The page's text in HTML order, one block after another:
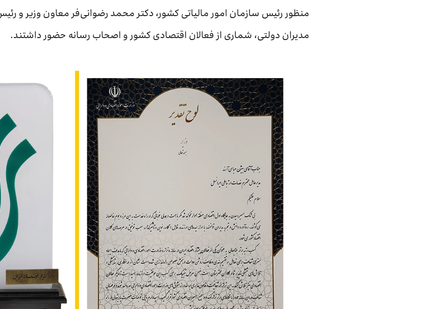
منظور رئیس سازمان امور مالیاتی کشور، دکتر محمد رضوانی‌فر معاون وزیر و
مدیران دولتی، شماری از فعالان اقتصادی کشور و اصحاب رسانه حضور داشتند.